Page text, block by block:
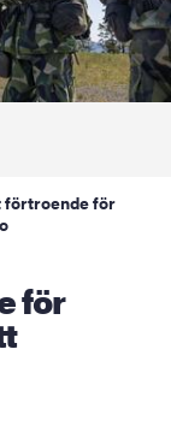
förtroende för